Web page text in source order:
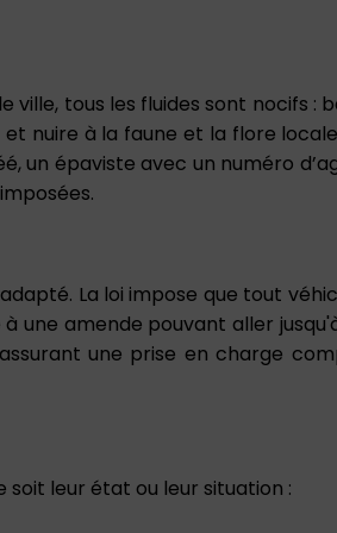
ville, tous les fluides sont nocifs :
nuire à la faune et la flore
un épaviste avec un numéro
La loi impose que tout
une amende pouvant aller
une prise en charge
soit leur état ou leur situation :